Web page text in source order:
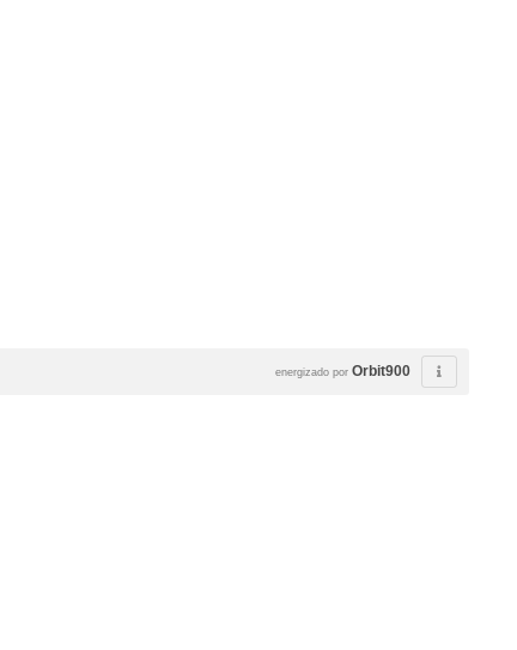
energizado por Orbit900